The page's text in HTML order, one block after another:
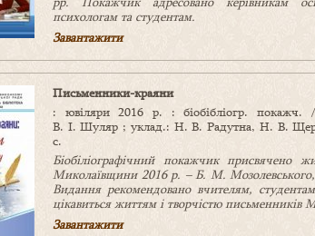
психологам та студентам.
Завантажити
Письменники-краяни
: ювіляри 2016 р. : біобібліогр.
В. І. Шуляр ; уклад.: Н. В. Радутна, Н. В.
с.
Біобіліографічний покажчик присвячено
Миколаївщини 2016 р. – Б. М.
Видання рекомендовано вчителям,
цікавиться життям і творчістю письменників
Завантажити